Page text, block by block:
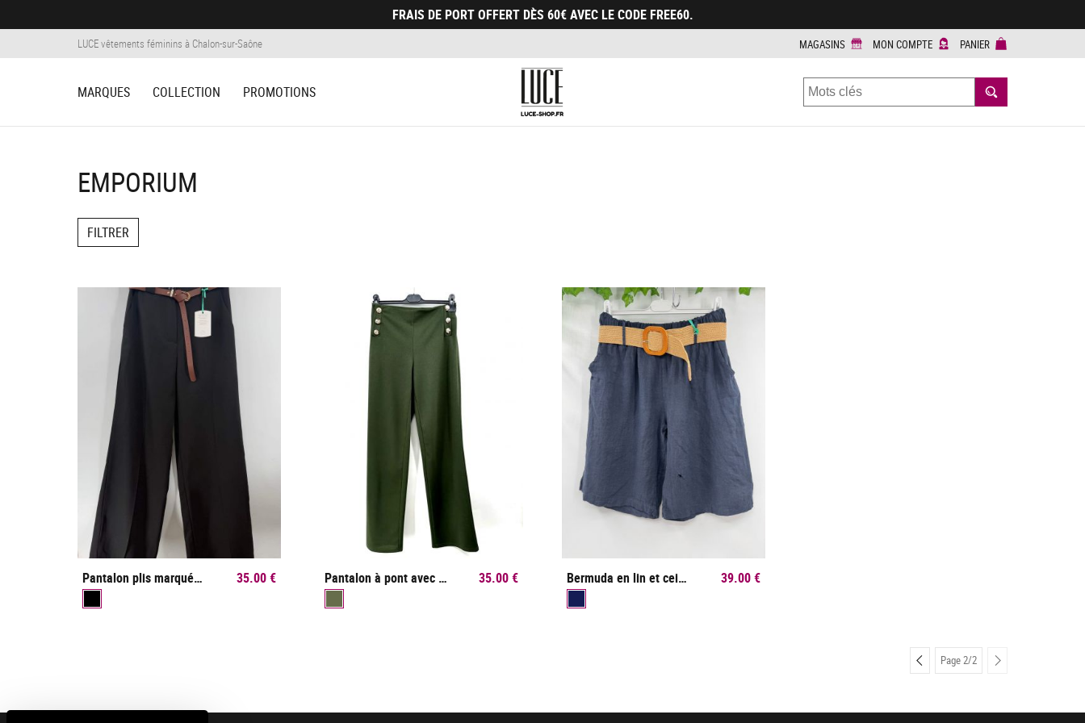
FRAIS DE PORT OFFERT DÈS 60€ AVEC LE CODE FREE60.
LUCE vêtements féminins à Chalon-sur-Saône MAGASINS MON COMPTE PANIER
MARQUES COLLECTION PROMOTIONS RECHERCHER
EMPORIUM
FILTRER
Pantalon plis marqué aux jambes 35.00 € Pantalon à pont avec boutons dorés 35.00 € Bermuda en lin et ceinture 39.00 €
PRÉCÉDENT
Page 2/2